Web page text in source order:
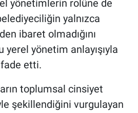
yönetimlerin rolüne de
yalnızca
ibaret olmadığını
yönetim anlayışıyla
etti.
toplumsal cinsiyet
şekillendiğini vurgulayan